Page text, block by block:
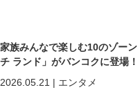
家族みんなで楽しむ10のゾー
チ ランド」がバンコクに登場！
2026.05.21 | エンタメ